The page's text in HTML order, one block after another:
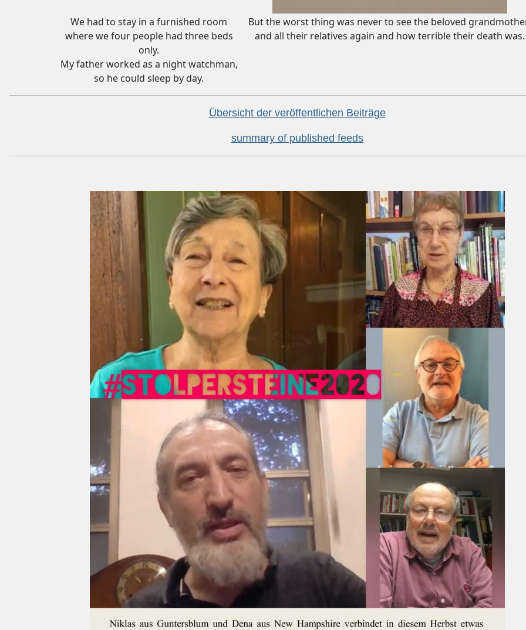
We had to stay in a furnished room
where we four people had three beds
only.
My father worked as a night watchman,
so he could sleep by day.
But the worst thing was never to see the beloved
and all their relatives again and how terrible their death was.
Übersicht der veröffentlichen Beiträge
summary of published feeds